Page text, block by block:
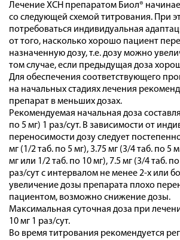
Лечение ХСН препаратом Биол®
со следующей схемой титрования. При
потребоваться индивидуальная
от того, насколько хорошо пациент
назначенную дозу, т.е. дозу можно
том случае, если предыдущая доза
Для обеспечения соответствующего
на начальных стадиях лечения
препарат в меньших дозах.
Рекомендуемая начальная доза
по 5 мг) 1 раз/сут. В зависимости от
переносимости дозу следует
мг (1/2 таб. по 5 мг), 3.75 мг (3/4 таб. по 5
мг или 1/2 таб. по 10 мг), 7.5 мг (3/4 таб. по
раз/сут с интервалом не менее 2-х или
увеличение дозы препарата плохо
пациентом, возможно снижение дозы.
Максимальная суточная доза при
10 мг 1 раз/сут.
Во время титрования рекомендуется